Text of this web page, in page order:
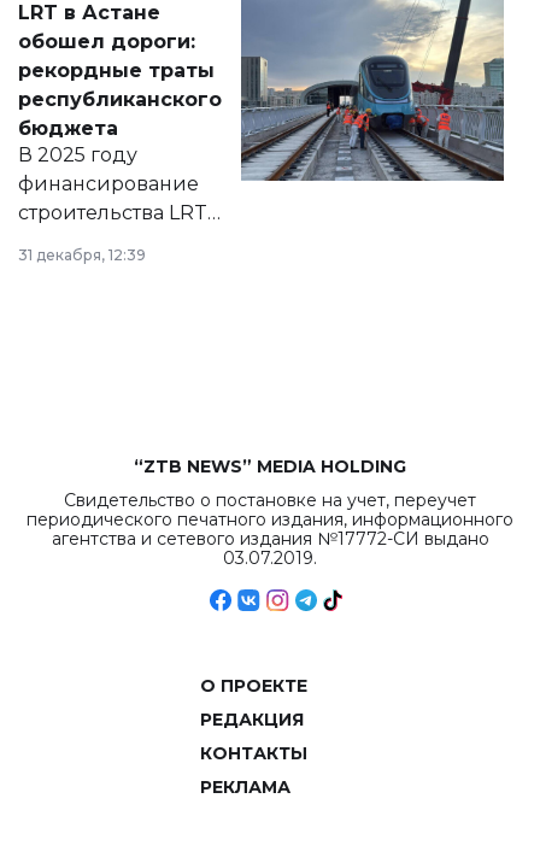
документ
появился в базе
нормативных
правовых актов и
на сайте маслихат
города.
LRT в Астане
обошел дороги:
рекордные траты
республиканского
бюджета
В 2025 году
финансирование
строительства LRT
в Астане из
республиканского
31 декабря, 12:39
“ZTB NEWS” MEDIA HOLDING
Свидетельство о постановке на учет, переучет
периодического печатного издания, информационного
агентства и сетевого издания №17772-СИ выдано
03.07.2019.
О ПРОЕКТЕ
РЕДАКЦИЯ
КОНТАКТЫ
РЕКЛАМА